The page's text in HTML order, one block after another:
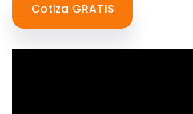
Cotiza GRATIS